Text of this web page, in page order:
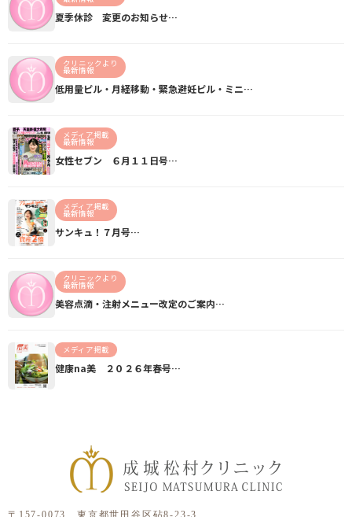
夏季休診 変更のお知らせ…
クリニックより
最新情報
低用量ピル・月経移動・緊急避妊ピル・ミニ…
メディア掲載
最新情報
女性セブン ６月１１日号…
メディア掲載
最新情報
サンキュ！７月号…
クリニックより
最新情報
美容点滴・注射メニュー改定のご案内…
メディア掲載
健康na美 ２０２６年春号…
〒157-0073 東京都世田谷区砧8-23-3